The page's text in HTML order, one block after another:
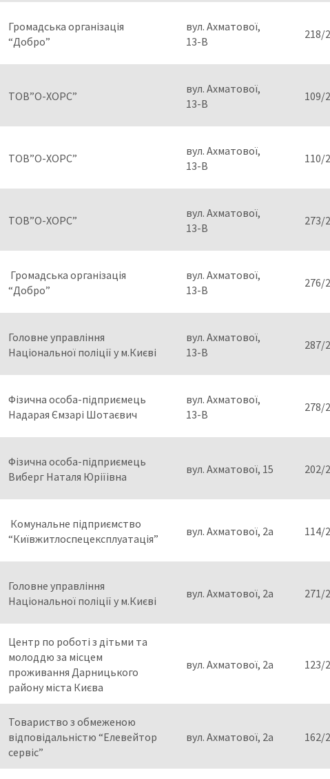
Громадська організація
“Добро”
вул. Ахматової,
13-В
218/
ТОВ”О-ХОРС”
вул. Ахматової,
13-В
109/
ТОВ”О-ХОРС”
вул. Ахматової,
13-В
110/
ТОВ”О-ХОРС”
вул. Ахматової,
13-В
273/
Громадська організація
“Добро”
вул. Ахматової,
13-В
276/
Головне управління
Національної поліції у м.Києві
вул. Ахматової,
13-В
287/
Фізична особа-підприємець
Надарая Ємзарі Шотаєвич
вул. Ахматової,
13-В
278/
Фізична особа-підприємець
Виберг Наталя Юріїівна
вул. Ахматової, 15 202/
Комунальне підприємство
“Київжитлоспецексплуатація”
вул. Ахматової, 2а 114/
Головне управління
Національної поліції у м.Києві
вул. Ахматової, 2а 271/
Центр по роботі з дітьми та
молоддю за місцем
проживання Дарницького
району міста Києва
вул. Ахматової, 2а 123/
Товариство з обмеженою
відповідальністю “Елевейтор
сервіс”
вул. Ахматової, 2а 162/